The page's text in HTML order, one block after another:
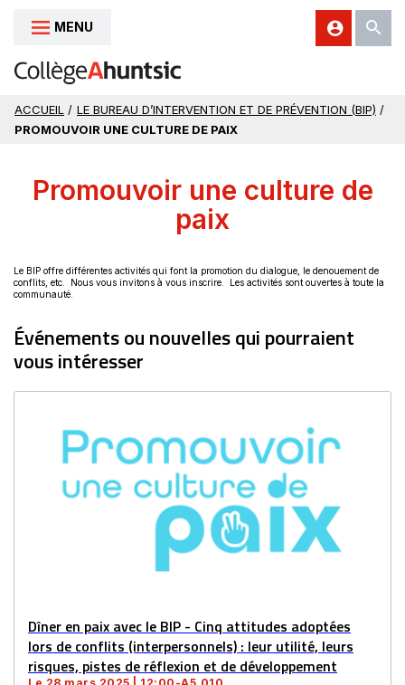
Aller au contenu
MENU
ACCUEIL / LE BUREAU D’INTERVENTION ET DE PRÉVENTION (BIP) /
PROMOUVOIR UNE CULTURE DE PAIX
Promouvoir une culture de
paix
Le BIP offre différentes activités qui font la promotion du dialogue, le denouement de
conflits, etc. Nous vous invitons à vous inscrire. Les activités sont ouvertes à toute la
communauté.
Événements ou nouvelles qui pourraient
vous intéresser
Dîner en paix avec le BIP - Cinq attitudes adoptées
lors de conflits (interpersonnels) : leur utilité, leurs
risques, pistes de réflexion et de développement